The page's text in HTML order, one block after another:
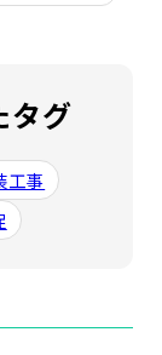
タグ
工事